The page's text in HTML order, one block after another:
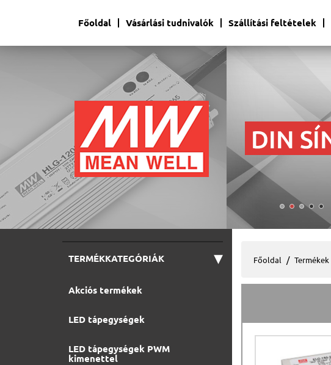
Főoldal Vásárlási tudnivalók Szállítási feltételek
TERMÉKKATEGÓRIÁK ▾
Akciós termékek
LED tápegységek
LED tápegységek PWM
kimenettel
Főoldal Termékek